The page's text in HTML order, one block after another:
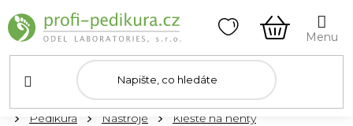
na
obsah
NÁKUPNÍ
KOŠÍK
DomůPedikúra Nástroje Kleště na nehty